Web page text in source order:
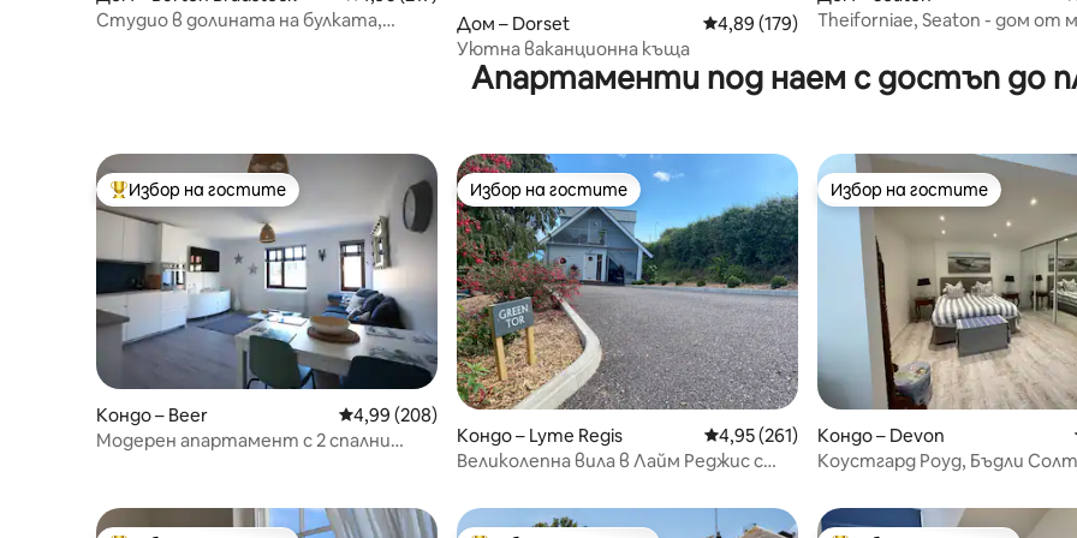
Студио в долината на булката,
Дом – Dorset Средна оценка: 4,89 от 5, 179 отзива
4,89 (179)
Уютна ваканционна къща
Theiforniae, Seaton - дом от
Апартаменти под наем с достъп до
Най-популярен избор на гостите
Избор на гостите
Кондо – Beer Средна оценка: 4,99 от 5, 208 отзива
4,99 (208)
Модерен апартамент с 2 спални
Избор на гостите
Избор на гостите
Кондо – Lyme Regis Средна оценка: 4,95 от 5, 261 отзива
4,95 (261)
Великолепна вила в Лайм Реджис с
Избор на гостите
Избор на гостите
Кондо – Devon
Коустгард Роуд, Бъдли